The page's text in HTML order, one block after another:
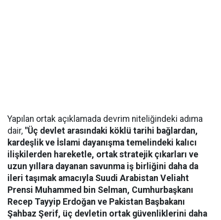
Yapılan ortak açıklamada devrim niteliğindeki adıma
dair, "Üç devlet arasındaki köklü tarihi bağlardan,
kardeşlik ve İslami dayanışma temelindeki kalıcı
ilişkilerden hareketle, ortak stratejik çıkarları ve
uzun yıllara dayanan savunma iş birliğini daha da
ileri taşımak amacıyla Suudi Arabistan Veliaht
Prensi Muhammed bin Selman, Cumhurbaşkanı
Recep Tayyip Erdoğan ve Pakistan Başbakanı
Şahbaz Şerif, üç devletin ortak güvenliklerini daha